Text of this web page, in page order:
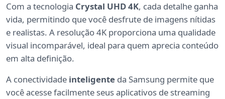
Com a tecnologia Crystal UHD 4K, cada detalhe ganha
vida, permitindo que você desfrute de imagens nítidas
e realistas. A resolução 4K proporciona uma qualidade
visual incomparável, ideal para quem aprecia conteúdo
em alta definição.
A conectividade inteligente da Samsung permite que
você acesse facilmente seus aplicativos de streaming